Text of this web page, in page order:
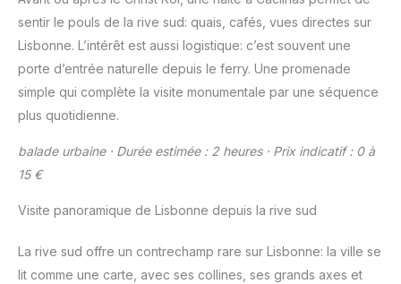
sentir le pouls de la rive sud: quais, cafés, vues directes sur
Lisbonne. L’intérêt est aussi logistique: c’est souvent une
porte d’entrée naturelle depuis le ferry. Une promenade
simple qui complète la visite monumentale par une séquence
plus quotidienne.
balade urbaine · Durée estimée : 2 heures · Prix indicatif : 0 à
15 €
Visite panoramique de Lisbonne depuis la rive sud
La rive sud offre un contrechamp rare sur Lisbonne: la ville se
lit comme une carte, avec ses collines, ses grands axes et